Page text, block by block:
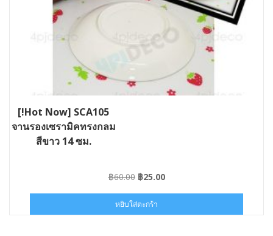
[!Hot Now] SCA105
จานรองเซรามิคทรงกลม
สีขาว 14 ซม.
฿60.00 Original
was:
฿60.00.
฿25.00Current
฿25.00.
หยิบใส่ตะกร้า